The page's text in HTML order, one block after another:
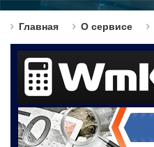
Главная О сервисе